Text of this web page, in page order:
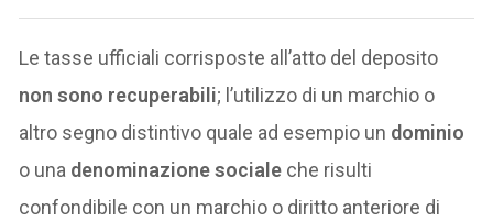
Le tasse ufficiali corrisposte all’atto del deposito
non sono recuperabili; l’utilizzo di un marchio o
altro segno distintivo quale ad esempio un dominio
o una denominazione sociale che risulti
confondibile con un marchio o diritto anteriore di